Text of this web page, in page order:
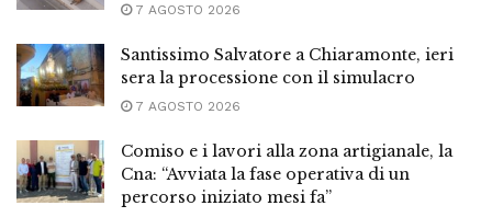
7 AGOSTO 2026
Santissimo Salvatore a Chiaramonte, ieri
sera la processione con il simulacro
7 AGOSTO 2026
Comiso e i lavori alla zona artigianale, la
Cna: “Avviata la fase operativa di un
percorso iniziato mesi fa”